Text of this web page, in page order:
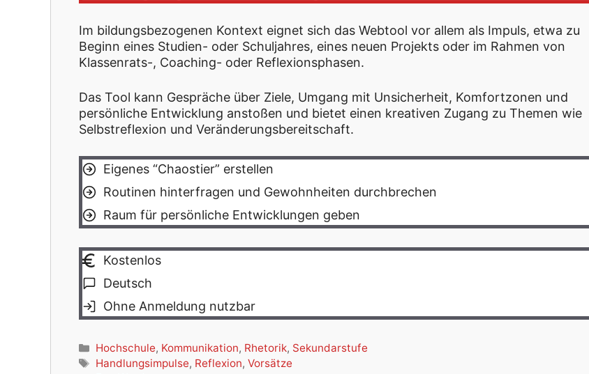
Im bildungsbezogenen Kontext eignet sich das Webtool vor allem als Impuls, etwa zu
Beginn eines Studien- oder Schuljahres, eines neuen Projekts oder im Rahmen von
Klassenrats-, Coaching- oder Reflexionsphasen.
Das Tool kann Gespräche über Ziele, Umgang mit Unsicherheit, Komfortzonen und
persönliche Entwicklung anstoßen und bietet einen kreativen Zugang zu Themen wie
Selbstreflexion und Veränderungsbereitschaft.
Eigenes “Chaostier” erstellen
Routinen hinterfragen und Gewohnheiten durchbrechen
Raum für persönliche Entwicklungen geben
Kostenlos
Deutsch
Ohne Anmeldung nutzbar
Kategorien
Hochschule, Kommunikation, Rhetorik, Sekundarstufe
Schlagwörter
Handlungsimpulse, Reflexion,Vorsätze